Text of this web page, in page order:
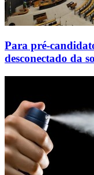
Para pré-
desconectado da